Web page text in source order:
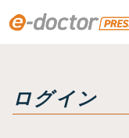
トップ
ログイン